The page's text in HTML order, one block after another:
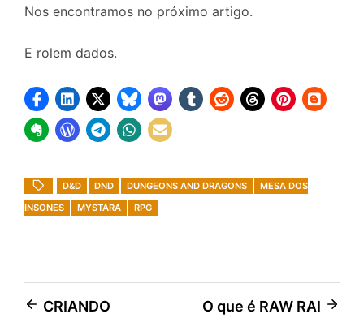
Nos encontramos no próximo artigo.
E rolem dados.
D&D DND DUNGEONS AND DRAGONS
MESA DOS
INSONES
MYSTARA RPG
Navegação
CRIANDO
O que é RAW RAI